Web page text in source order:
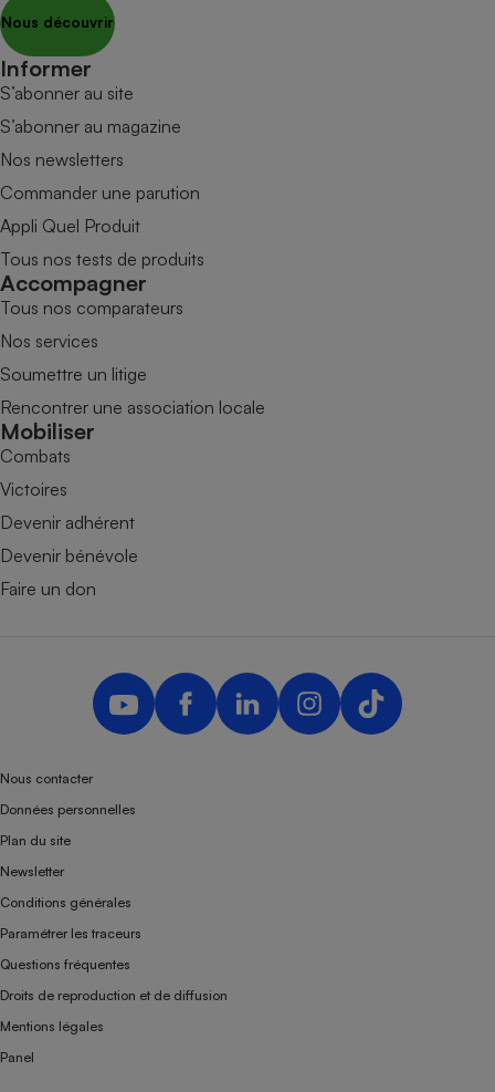
Nous découvrir
Informer
S’abonner au site
S’abonner au magazine
Nos newsletters
Commander une parution
Appli Quel Produit
Tous nos tests de produits
Accompagner
Tous nos comparateurs
Nos services
Soumettre un litige
Rencontrer une association locale
Mobiliser
Combats
Victoires
Devenir adhérent
Devenir bénévole
Faire un don
Nous contacter
Données personnelles
Plan du site
Newsletter
Conditions générales
Paramétrer les traceurs
Questions fréquentes
Droits de reproduction et de diffusion
Mentions légales
Panel